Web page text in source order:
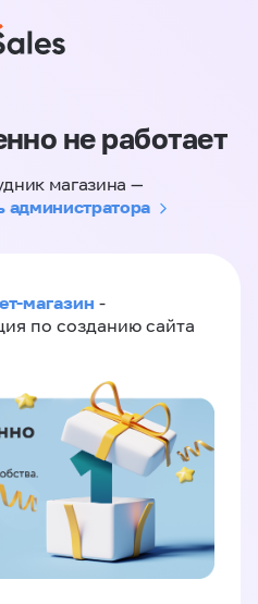
не работает
магазина —
администратора
магазин -
по созданию сайта